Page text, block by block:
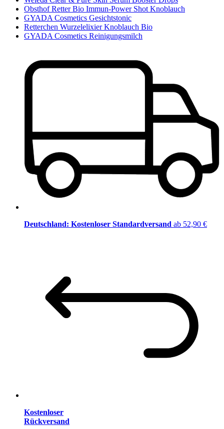
Obsthof Retter Bio Immun-Power Shot Knoblauch
GYADA Cosmetics Gesichtstonic
Retterchen Wurzelelixier Knoblauch Bio
GYADA Cosmetics Reinigungsmilch
Deutschland: Kostenloser Standardversand ab 52,90 €
Kostenloser
Rückversand